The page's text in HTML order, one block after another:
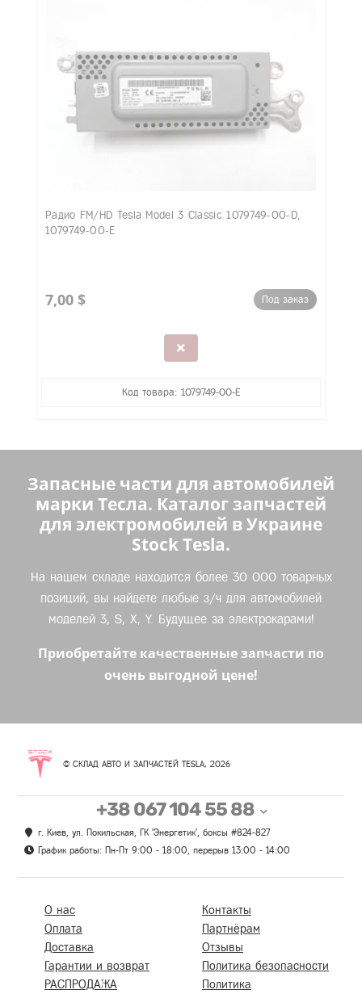
Радио FM/HD Tesla Model 3 Classic 1079749-00-D,
1079749-00-E
7,00 $ Под заказ
Код товара: 1079749-00-E
Запасные части для автомобилей
марки Тесла. Каталог запчастей
для электромобилей в Украине
Stock Tesla.
На нашем складе находится более 30 000 товарных
позиций, вы найдете любые з/ч для автомобилей
моделей 3, S, X, Y. Будущее за электрокарами!
Приобретайте качественные запчасти по
очень выгодной цене!
© СКЛАД АВТО И ЗАПЧАСТЕЙ TESLA, 2026
+38 067 104 55 88
г. Киев, ул. Покильская, ГК 'Энергетик', боксы #824-827
График работы: Пн-Пт 9:00 - 18:00, перерыв 13:00 - 14:00
О нас
Оплата
Доставка
Гарантии и возврат
РАСПРОДАЖА
Контакты
Партнёрам
Отзывы
Политика безопасности
Политика